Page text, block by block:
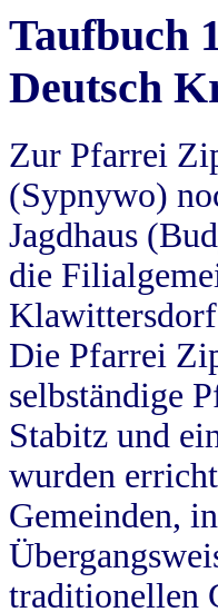
Taufbuch
Deutsch
Zur Pfarrei
(Sypnywo)
Jagdhaus
die
Die Pfarrei
selbständige
Stabitz und
wurden
Gemeinden,
traditionellen